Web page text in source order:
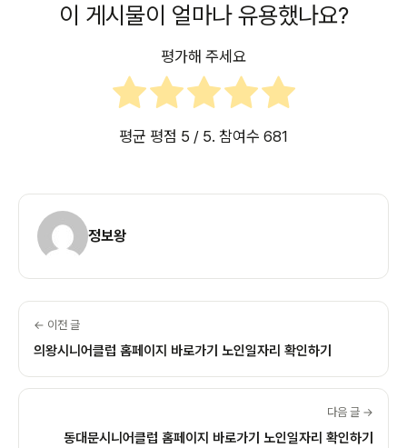
이 게시물이 얼마나 유용했나요?
평가해 주세요
평균 평점 5 / 5. 참여수 681
정보왕
← 이전 글
의왕시니어클럽 홈페이지 바로가기 노인일자리 확인하기
다음 글 →
동대문시니어클럽 홈페이지 바로가기 노인일자리 확인하기